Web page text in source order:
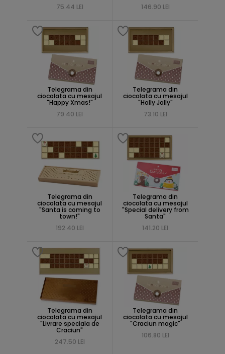
75.44 LEI
146.90 LEI
Telegrama din
ciocolata cu mesajul
"Happy Xmas!"
79.40 LEI
Telegrama din
ciocolata cu mesajul
"Holly Jolly"
73.10 LEI
Telegrama din
ciocolata cu mesajul
"Santa is coming to
town!"
192.40 LEI
Telegrama din
ciocolata cu mesajul
"Special delivery from
Santa"
141.20 LEI
Telegrama din
ciocolata cu mesajul
"Livrare speciala de
Craciun"
247.50 LEI
Telegrama din
ciocolata cu mesajul
"Craciun magic"
106.80 LEI